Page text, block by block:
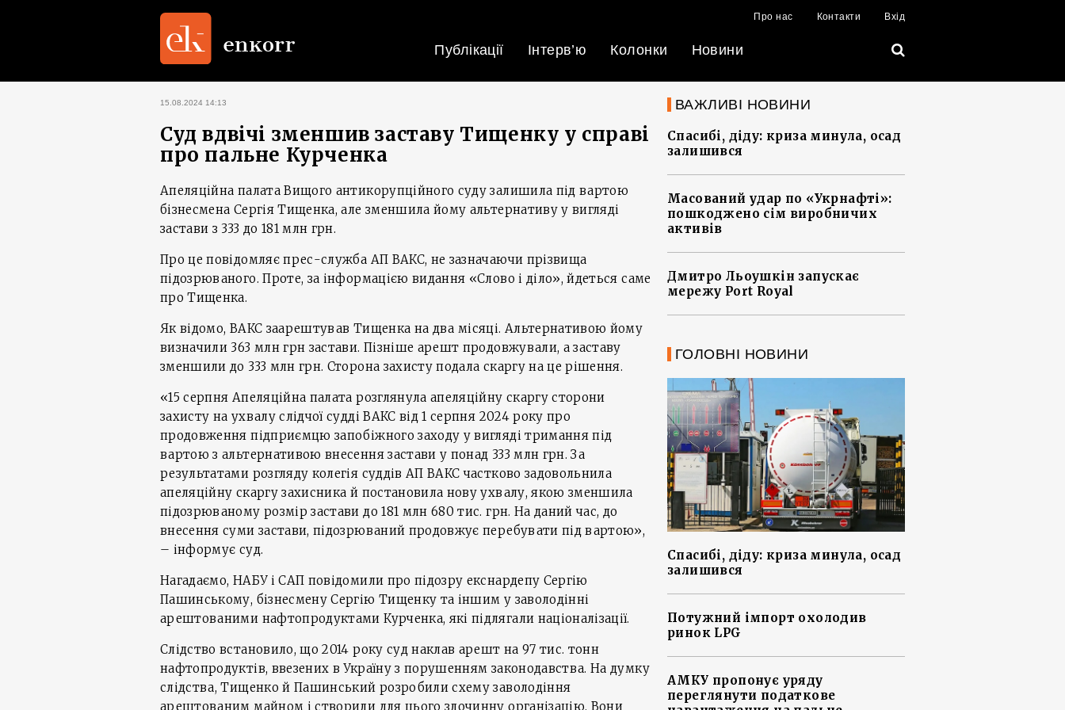
Про нас Контакти Вхід
Публікації Інтерв’ю Колонки Новини
15.08.2024 14:13
Суд вдвічі зменшив заставу Тищенку у справі
про пальне Курченка
Апеляційна палата Вищого антикорупційного суду залишила під вартою
бізнесмена Сергія Тищенка, але зменшила йому альтернативу у вигляді
застави з 333 до 181 млн грн.
Про це повідомляє прес-служба АП ВАКС, не зазначаючи прізвища
підозрюваного. Проте, за інформацією видання «Слово і діло», йдеться саме
про Тищенка.
Як відомо, ВАКС заарештував Тищенка на два місяці. Альтернативою йому
визначили 363 млн грн застави. Пізніше арешт продовжували, а заставу
зменшили до 333 млн грн. Сторона захисту подала скаргу на це рішення.
«15 серпня Апеляційна палата розглянула апеляційну скаргу сторони
захисту на ухвалу слідчої судді ВАКС від 1 серпня 2024 року про
продовження підприємцю запобіжного заходу у вигляді тримання під
вартою з альтернативою внесення застави у понад 333 млн грн. За
результатами розгляду колегія суддів АП ВАКС частково задовольнила
апеляційну скаргу захисника й постановила нову ухвалу, якою зменшила
підозрюваному розмір застави до 181 млн 680 тис. грн. На даний час, до
внесення суми застави, підозрюваний продовжує перебувати під вартою»,
– інформує суд.
Нагадаємо, НАБУ і САП повідомили про підозру екснардепу Сергію
Пашинському, бізнесмену Сергію Тищенку та іншим у заволодінні
арештованими нафтопродуктами Курченка, які підлягали націоналізації.
Слідство встановило, що 2014 року суд наклав арешт на 97 тис. тонн
нафтопродуктів, ввезених в Україну з порушенням законодавства. На думку
слідства, Тищенко й Пашинський розробили схему заволодіння
арештованим майном і створили для цього злочинну організацію. Вони
ВАЖЛИВІ НОВИНИ
Спасибі, діду: криза минула, осад
залишився
Масований удар по «Укрнафті»:
пошкоджено сім виробничих
активів
Дмитро Льоушкін запускає
мережу Port Royal
ГОЛОВНІ НОВИНИ
Спасибі, діду: криза минула, осад
залишився
Потужний імпорт охолодив
ринок LPG
АМКУ пропонує уряду
переглянути податкове